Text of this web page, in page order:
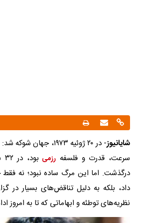
شایانیوز- در ۲۰ ژوئیه ۱۹۷۳، جهان شوکه شد:
سرعت، قدرت و فلسفه رزمی
درگذشت. اما این مرگ ساده نبود؛ نه
داد، بلکه به دلیل تناقض‌های بسیار در
نظریه‌های توطئه و ابهاماتی که تا به امروز